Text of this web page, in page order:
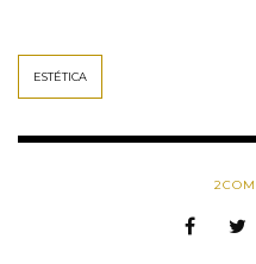
ESTÉTICA
2